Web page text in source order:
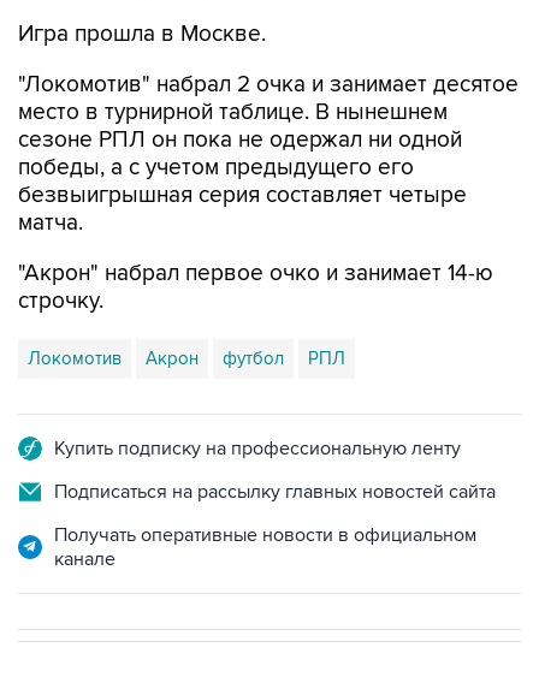
Игра прошла в Москве.
"Локомотив" набрал 2 очка и занимает десятое
место в турнирной таблице. В нынешнем
сезоне РПЛ он пока не одержал ни одной
победы, а с учетом предыдущего его
безвыигрышная серия составляет четыре
матча.
"Акрон" набрал первое очко и занимает 14-ю
строчку.
Локомотив Акрон футбол РПЛ
Купить подписку на профессиональную ленту
Подписаться на рассылку главных новостей сайта
Получать оперативные новости в официальном
канале